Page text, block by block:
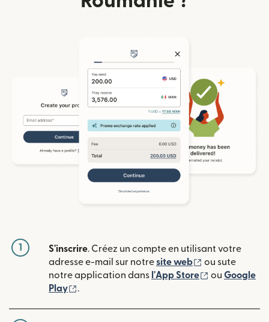
1 S'inscrire. Créez un compte en utilisant votre
adresse e-mail sur notresite web (s'ouvre dans
ou sute
notre application dans l'App Store (s'ouvre
ou Google
Play
.